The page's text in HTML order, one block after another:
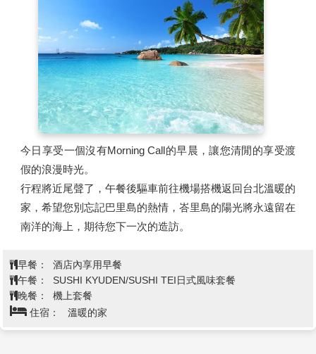
今日享受一個沒有Morning Call的早晨，讓您清閒的享受渡
假的浪漫時光。
行程將近尾聲了，午餐後驅車前往機場搭機返回台北溫暖的
家，希望您別忘記巴里島的熱情，峇里島的陽光將永遠留在
南洋的海上，期待您下一次的造訪。
早餐：
酒店內享用早餐
午餐：
SUSHI KYUDEN/SUSHI TEI日式風味套餐
晚餐：
機上套餐
住宿：
溫暖的家